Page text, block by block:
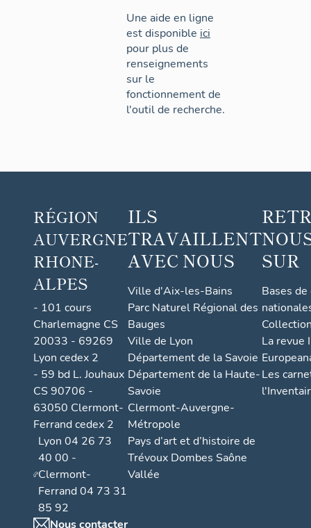
Une aide en ligne
est disponible ici
pour plus de
renseignements
sur le
fonctionnement de
l'outil de recherche.
RÉGION
AUVERGNE
RHONE-
ALPES
- 101 cours
Charlemagne CS
20033 - 69269
Lyon cedex 2
- 59 bd L. Jouhaux
CS 90706 -
63050 Clermont-
Ferrand cedex 2
Lyon 04 26 73
40 00 -
Clermont-
Ferrand 04 73 31
85 92
Nous contacter
ILS
TRAVAILLENT
AVEC NOUS
Ville d'Aix-les-Bains
Parc Naturel Régional des
Bauges
Ville de Lyon
Département de la Savoie
Département de la Haute-
Savoie
Clermont-Auvergne-
Métropole
Pays d’art et d’histoire de
Trévoux Dombes Saône
Vallée
SUR
Bases
La revue
Les